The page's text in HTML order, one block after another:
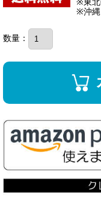
※沖縄
数量：